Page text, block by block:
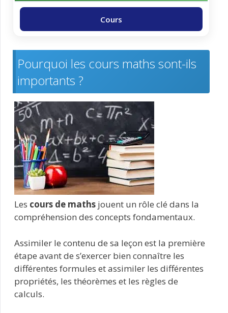
Cours
Pourquoi les cours maths sont-ils
importants ?
Les cours de maths jouent un rôle clé dans la
compréhension des concepts fondamentaux.
Assimiler le contenu de sa leçon est la première
étape avant de s’exercer bien connaître les
différentes formules et assimiler les différentes
propriétés, les théorèmes et les règles de
calculs.